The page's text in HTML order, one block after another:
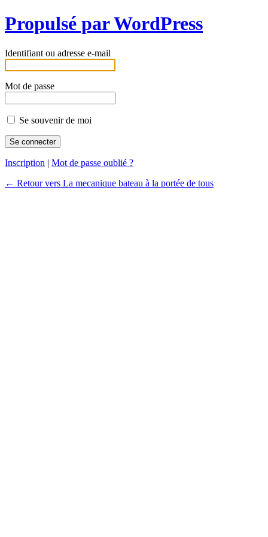
Propulsé par WordPress
Identifiant ou adresse e-mail
Mot de passe
Se souvenir de moi
Inscription | Mot de passe oublié ?
← Retour vers La mecanique bateau à la portée de tous